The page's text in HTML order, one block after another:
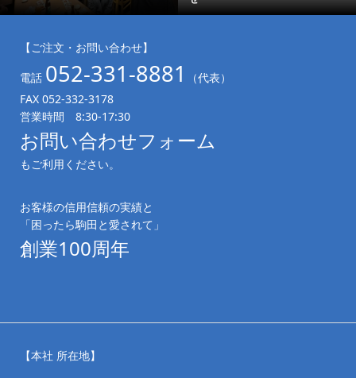
【ご注文・お問い合わせ】
電話 052-331-8881
（代表）
FAX 052-332-3178
営業時間 8:30-17:30
お問い合わせフォーム
もご利用ください。
お客様の信用信頼の実績と
「困ったら駒田と愛されて」
創業100周年
【本社 所在地】